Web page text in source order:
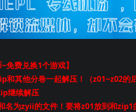
免费兑换1个游戏】
其他分卷一起解压！（z01~z02的
继续解压
为zyii的文件！要将z01放到和zip1